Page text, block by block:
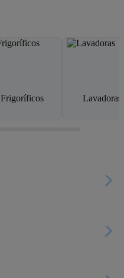
Frigoríficos Lavadoras